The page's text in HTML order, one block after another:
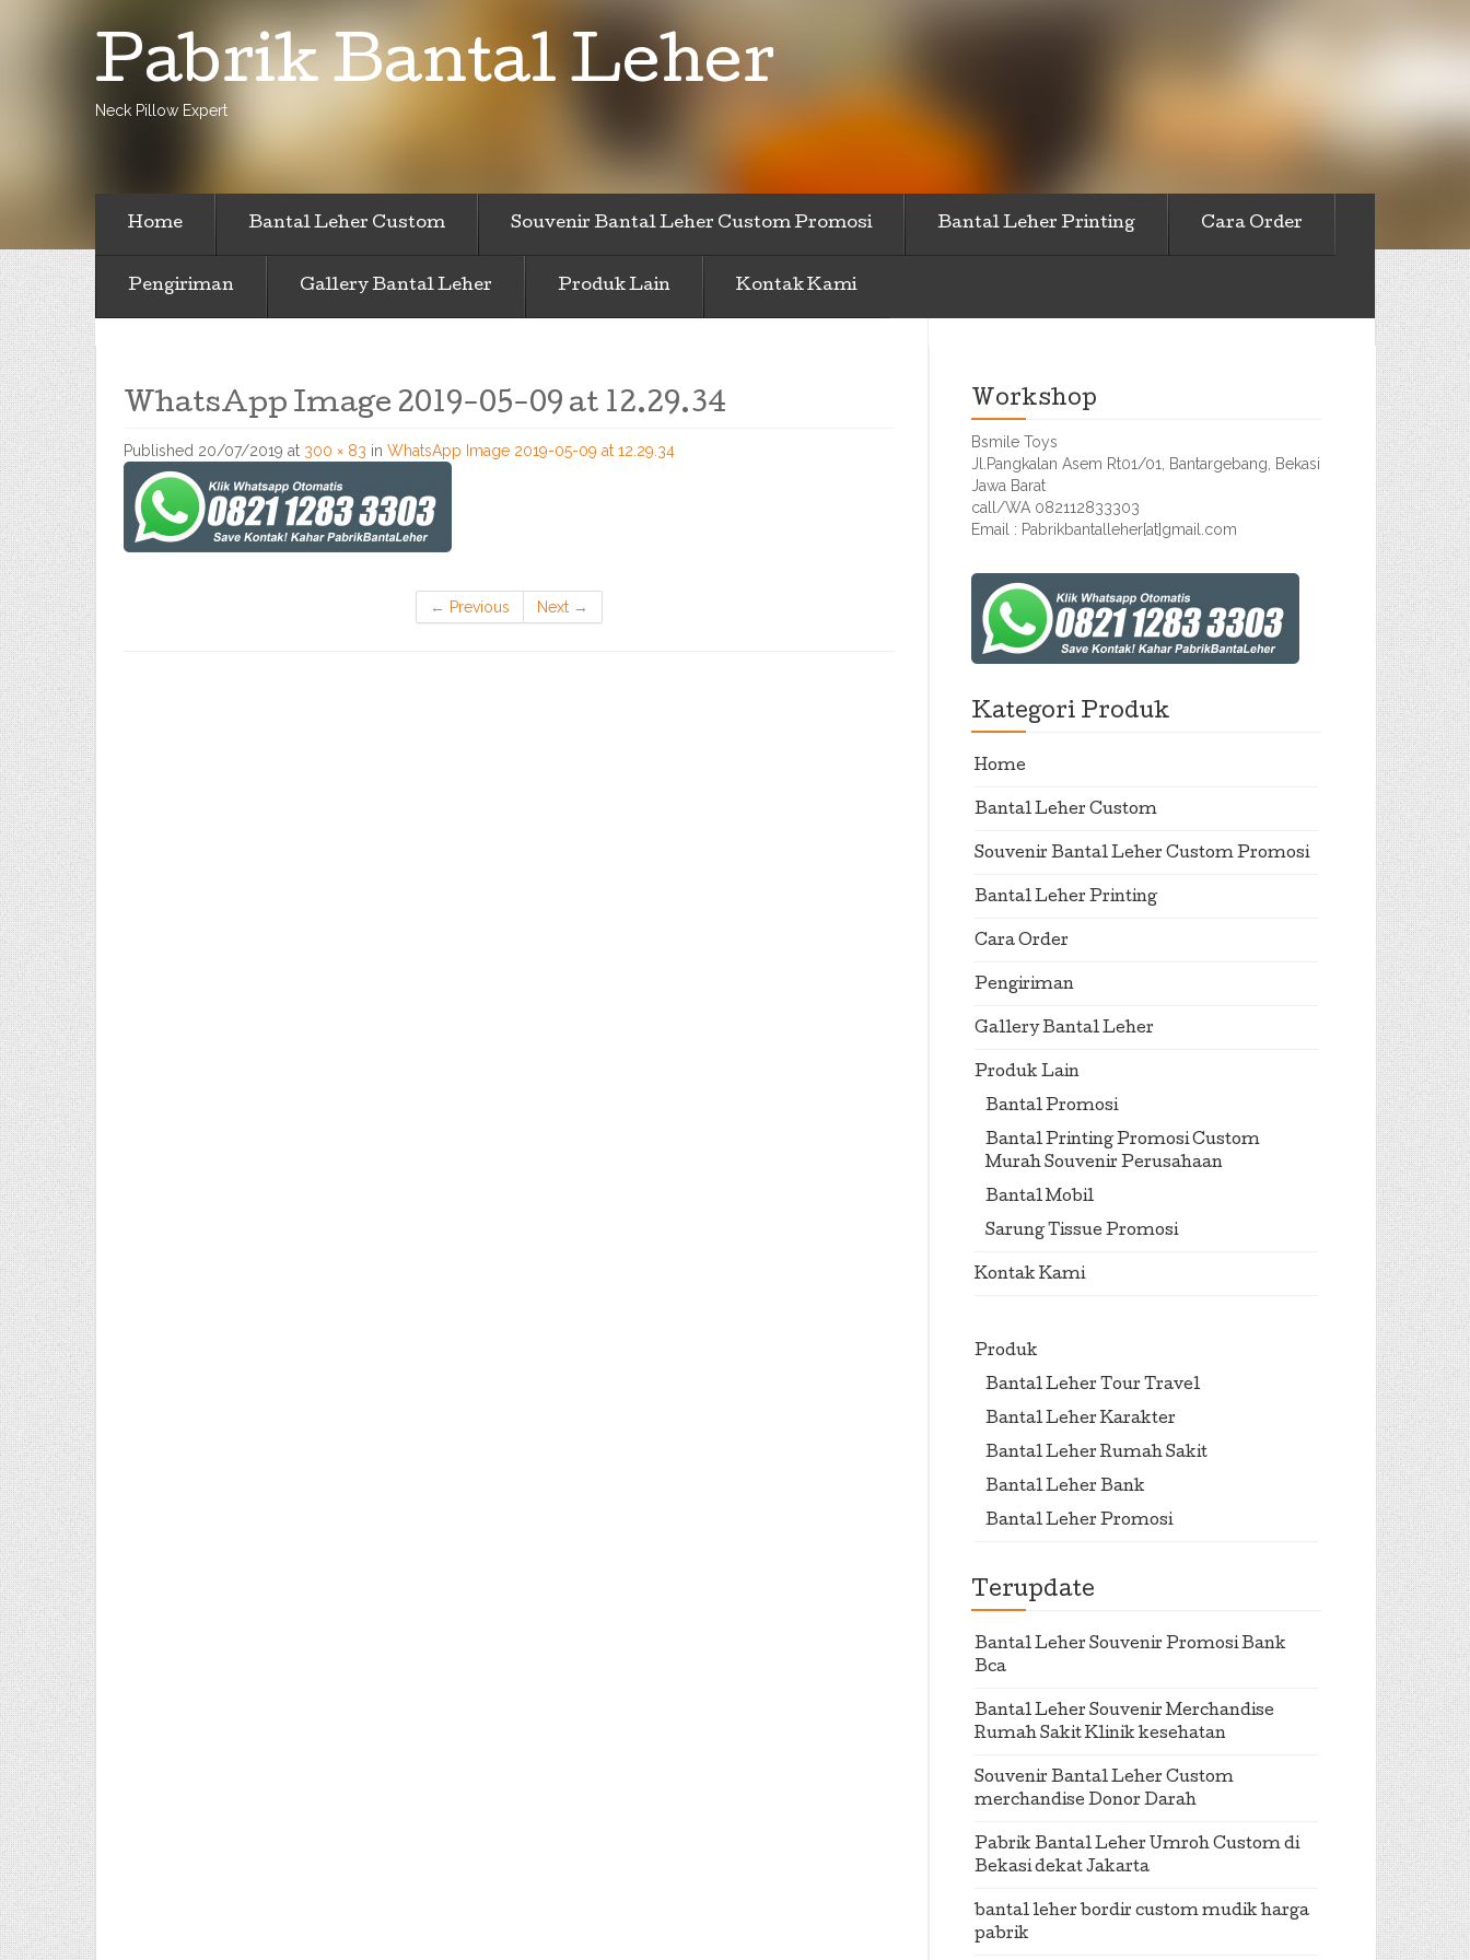
Pabrik Bantal Leher
Neck Pillow Expert
Home Bantal Leher Custom Souvenir Bantal Leher Custom Promosi Bantal Leher Printing Cara Order
Pengiriman Gallery Bantal Leher Produk Lain Kontak Kami
WhatsApp Image 2019-05-09 at 12.29.34
Published 20/07/2019 at 300 × 83 in WhatsApp Image 2019-05-09 at 12.29.34
← Previous Next →
Workshop
Bsmile Toys
Jl.Pangkalan Asem Rt01/01, Bantargebang, Bekasi
Jawa Barat
call/WA 082112833303
Email : Pabrikbantalleher[at]gmail.com
Kategori Produk
Home
Bantal Leher Custom
Souvenir Bantal Leher Custom Promosi
Bantal Leher Printing
Cara Order
Pengiriman
Gallery Bantal Leher
Produk Lain
Bantal Promosi
Bantal Printing Promosi Custom
Murah Souvenir Perusahaan
Bantal Mobil
Sarung Tissue Promosi
Kontak Kami
Produk
Bantal Leher Tour Travel
Bantal Leher Karakter
Bantal Leher Rumah Sakit
Bantal Leher Bank
Bantal Leher Promosi
Terupdate
Bantal Leher Souvenir Promosi Bank
Bca
Bantal Leher Souvenir Merchandise
Rumah Sakit Klinik kesehatan
Souvenir Bantal Leher Custom
merchandise Donor Darah
Pabrik Bantal Leher Umroh Custom di
Bekasi dekat Jakarta
bantal leher bordir custom mudik harga
pabrik